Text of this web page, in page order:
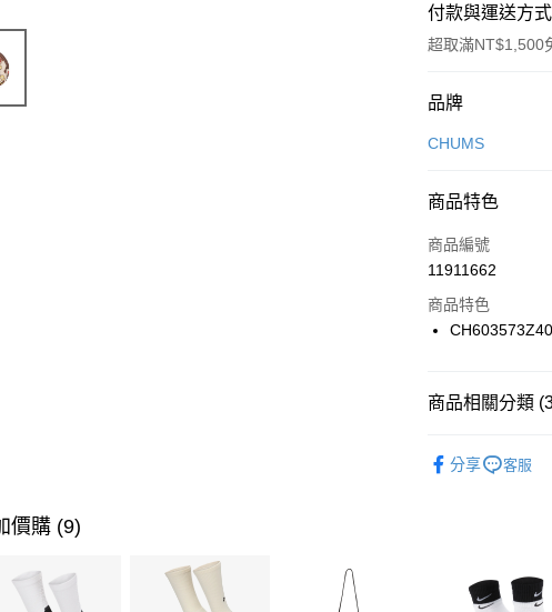
付款與運送方式
超取滿NT$1,500
付款方式
信用卡一次付款
合作金庫商業銀
華南商業銀行
上海商業儲蓄銀
國泰世華商業銀
聯邦商業銀行
台新國際商業銀
LINE Pay
Apple Pay
【關於「AFTEE先
３．安心：先確認
每筆NT$100，
品牌
CHUMS
商品特色
商品編號
11911662
商品特色
商品相關分類
分享 客服
價購 (9)